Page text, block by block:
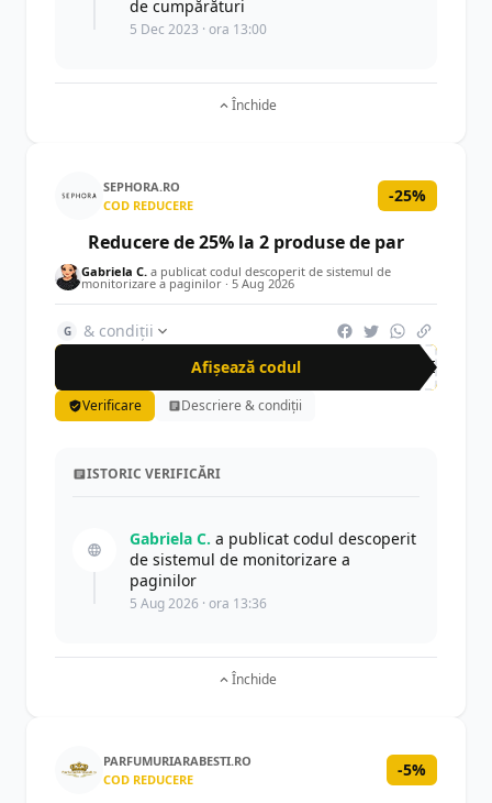
de cumpărături
5 Dec 2023 · ora 13:00
Închide
SEPHORA.RO
COD REDUCERE
-25%
Reducere de 25% la 2 produse de par
Gabriela C. a publicat codul descoperit de sistemul de
monitorizare a paginilor · 5 Aug 2026
G
& condiții
Afișează codul
HAI
Verificare Descriere & condiții
ISTORIC VERIFICĂRI
Gabriela C. a publicat codul descoperit
de sistemul de monitorizare a
paginilor
5 Aug 2026 · ora 13:36
Închide
PARFUMURIARABESTI.RO
COD REDUCERE
-5%